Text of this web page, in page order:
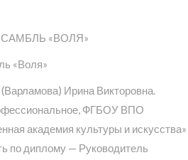
«ВОЛЯ»
«Воля»
Ирина Викторовна.
ФГБОУ ВПО
академия культуры и искусства»
по диплому — Руководитель